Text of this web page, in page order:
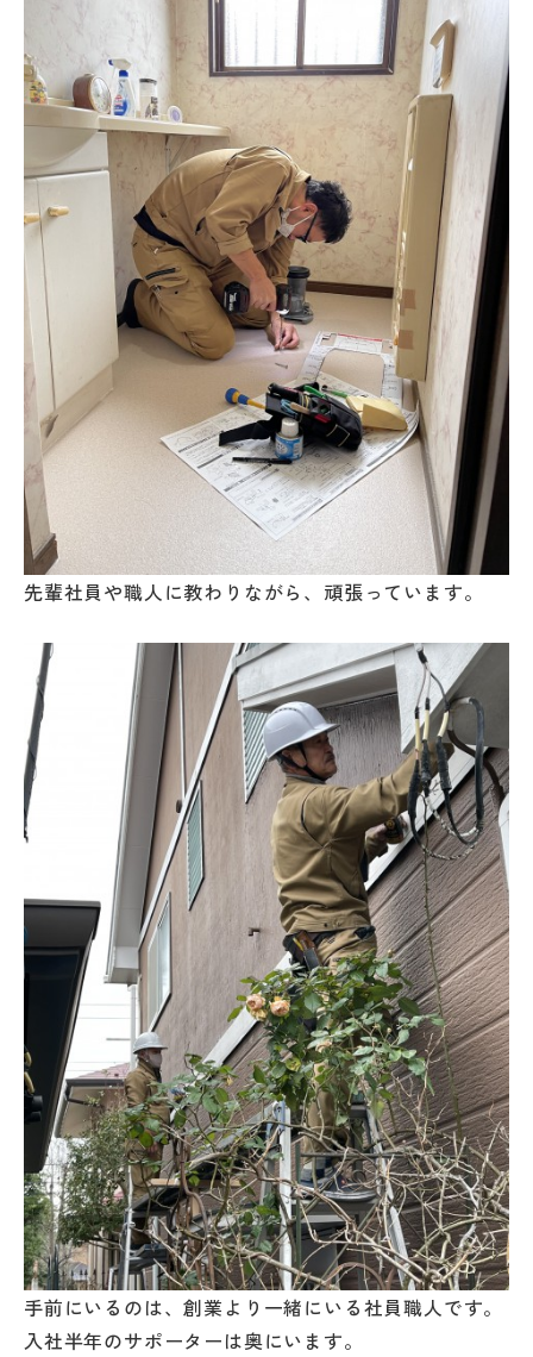
先輩社員や職人に教わりながら、頑張っています。
手前にいるのは、創業より一緒にいる社員職人です。
入社半年のサポーターは奥にいます。